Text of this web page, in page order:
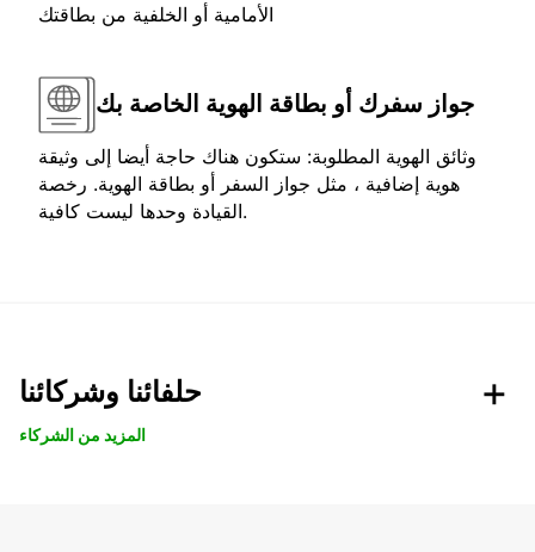
الأمامية أو الخلفية من بطاقتك
جواز سفرك أو بطاقة الهوية الخاصة بك
وثائق الهوية المطلوبة: ستكون هناك حاجة أيضا إلى وثيقة
هوية إضافية ، مثل جواز السفر أو بطاقة الهوية. رخصة
القيادة وحدها ليست كافية.
حلفائنا وشركائنا
المزيد من الشركاء